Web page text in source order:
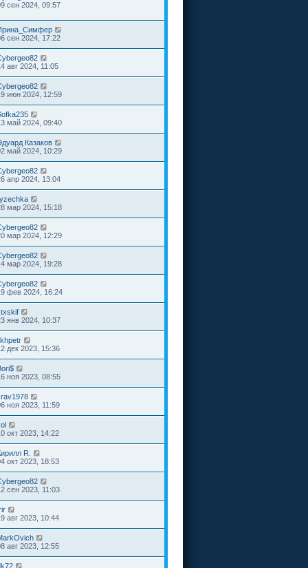
сен 2024, 09:57
сен 2024, 17:22
авг 2024, 11:05
июн 2024, 12:59
май 2024, 09:40
Казаков
май 2024, 10:29
апр 2024, 13:04
мар 2024, 15:18
мар 2024, 12:29
мар 2024, 19:28
фев 2024, 16:24
янв 2024, 10:37
дек 2023, 15:36
ноя 2023, 08:55
ноя 2023, 11:59
окт 2023, 14:22
R.
окт 2023, 18:53
сен 2023, 11:03
авг 2023, 10:44
авг 2023, 12:55